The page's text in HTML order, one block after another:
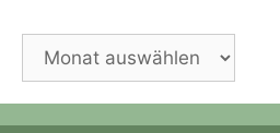
Ältere
Beiträge